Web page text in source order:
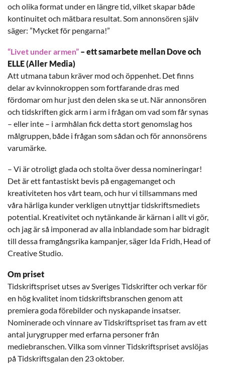
och olika format under en längre tid, vilket skapar både
kontinuitet och mätbara resultat. Som annonsören själv
säger: ”Mycket för pengarna!”
“Livet under armen” – ett samarbete mellan Dove och
ELLE (Aller Media)
Att utmana tabun kräver mod och öppenhet. Det finns
delar av kvinnokroppen som fortfarande dras med
fördomar om hur just den delen ska se ut. När annonsören
och tidskriften gick arm i arm i frågan om vad som får synas
– eller inte – i armhålan fick detta stort genomslag hos
målgruppen, både i frågan som sådan och för annonsörens
varumärke.
– Vi är otroligt glada och stolta över dessa nomineringar!
Det är ett fantastiskt bevis på engagemanget och
kreativiteten hos vårt team, och hur vi tillsammans med
våra härliga kunder verkligen utnyttjar tidskriftsmediets
potential. Kreativitet och nytänkande är kärnan i allt vi gör,
och jag är så imponerad av alla inblandade som har bidragit
till dessa framgångsrika kampanjer, säger Ida Fridh, Head of
Creative Studio.
Om priset
Tidskriftspriset utses av Sveriges Tidskrifter och verkar för
en hög kvalitet inom tidskriftsbranschen genom att
premiera goda förebilder och nyskapande insatser.
Nominerade och vinnare av Tidskriftspriset tas fram av ett
antal jurygrupper med erfarna personer från
mediebranschen. Vilka som vinner Tidskriftspriset avslöjas
på Tidskriftsgalan den 23 oktober.